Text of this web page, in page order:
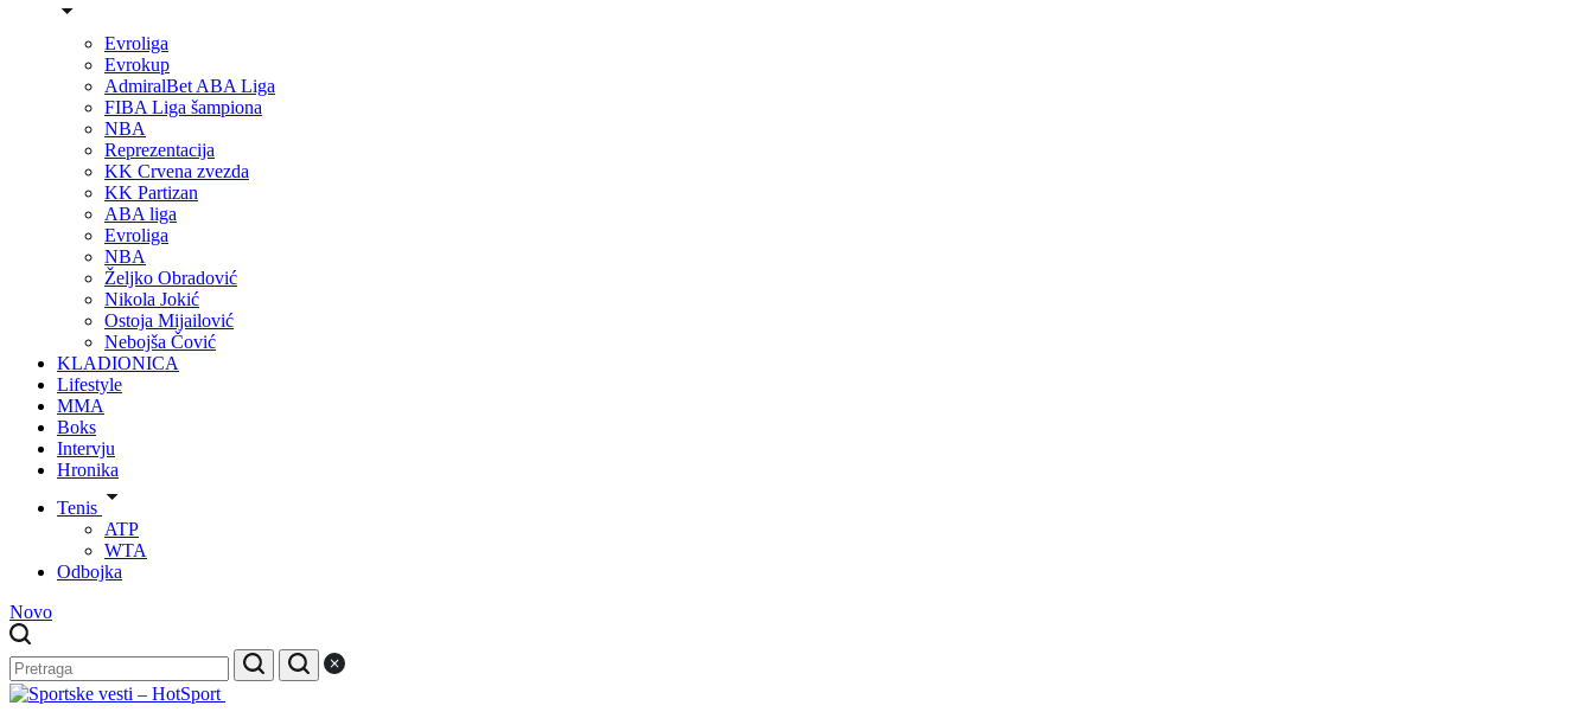
Evroliga
Evrokup
AdmiralBet ABA Liga
FIBA Liga šampiona
NBA
Reprezentacija
KK Crvena zvezda
KK Partizan
ABA liga
Evroliga
NBA
Željko Obradović
Nikola Jokić
Ostoja Mijailović
Nebojša Čović
KLADIONICA
Lifestyle
MMA
Boks
Intervju
Hronika
Tenis
ATP
WTA
Odbojka
Novo